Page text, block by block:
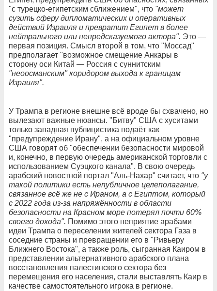
"с турецко-египетским сближением", что "может
сузить сферу дипломатических и оперативных
действий Израиля и превратит Египет в более
нейтрального или непредсказуемого актора". Это —
первая позиция. Смысл второй в том, что "Моссад"
предполагает "возможное смещение Анкары в
сторону оси Китай — Россия с суннитским
"неоосманским" коридором выхода к границам
Израиля".
У Трампа в регионе внешне всё вроде бы схвачено, но
вылезают важные нюансы. "Битву" США с хуситами
только западная публицистика подаёт как
"предупреждение Ирану", а на официальном уровне
США говорят об "обеспечении безопасности мировой
и, конечно, в первую очередь американской торговли с
использованием Суэцкого канала". В свою очередь
арабский новостной портал "Аль-Нахар" считает, что "у
такой политики есть непубличное целеполагание,
связанное всё же не с Ираном, а с Египтом, который
с 2022 года из-за напряжённости в области
безопасности на Красном море потерял почти 60%
своего дохода". Помимо этого неприятие арабами
идеи Трампа о переселении жителей сектора Газа в
соседние страны и превращении его в "Ривьеру
Ближнего Востока", а также роль, сыгранная Каиром в
представлении альтернативного арабского плана
восстановления палестинского сектора без
перемещения его населения, стали выставлять Каир в
качестве самостоятельного игрока в регионе.